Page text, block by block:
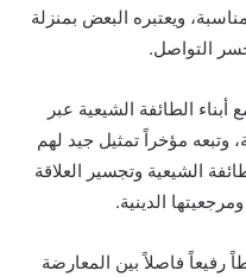
ويعتبره البعض بمنزلة
التواصل.
الطائفة الشيعية عبر
وتبعه مؤخراً تمثيل جيد لهم
الشيعية وتجسير العلاقة
الدينية.
رفيعاً فاصلاً بين المعارضة